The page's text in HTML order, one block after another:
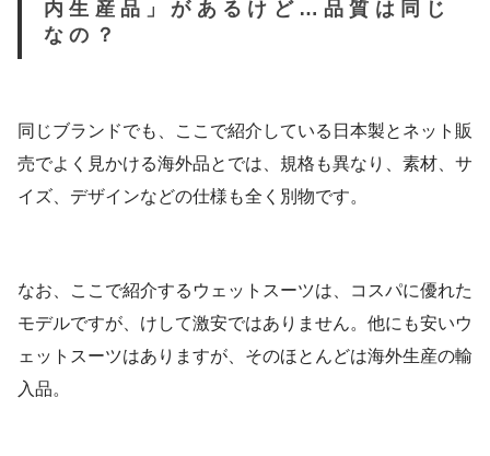
内生産品」があるけど…品質は同じ
なの？
同じブランドでも、ここで紹介している日本製とネット販
売でよく見かける海外品とでは、規格も異なり、素材、サ
イズ、デザインなどの仕様も全く別物です。
なお、ここで紹介するウェットスーツは、コスパに優れた
モデルですが、けして激安ではありません。他にも安いウ
ェットスーツはありますが、そのほとんどは海外生産の輸
入品。